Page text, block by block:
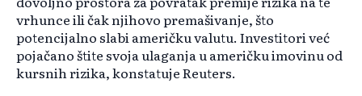
vrhunce ili čak njihovo premašivanje, što
potencijalno slabi američku valutu. Investitori već
pojačano štite svoja ulaganja u američku imovinu od
kursnih rizika, konstatuje Reuters.